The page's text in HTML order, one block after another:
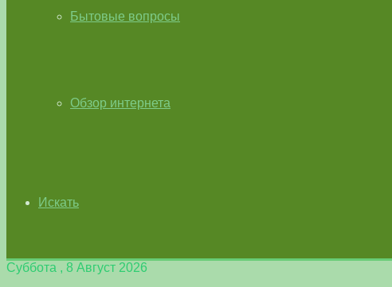
Бытовые вопросы
Обзор интернета
Искать
Суббота , 8 Август 2026